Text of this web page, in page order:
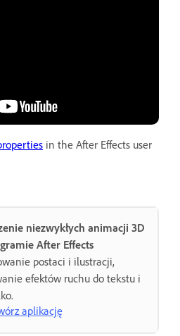
in the After Effects user
niezwykłych animacji 3D
After Effects
postaci i ilustracji,
efektów ruchu do tekstu i
aplikację